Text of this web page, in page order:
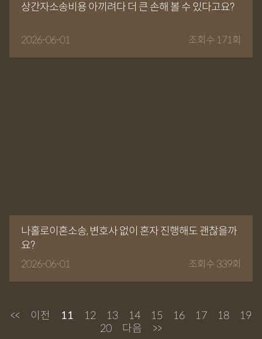
상간자소송비용 아끼려다 더 큰 손해 볼 수 있다고요?
2026-06-01 조회수 171회
나홀로이혼소송, 변호사 없이 혼자 진행해도 괜찮을까
요?
2026-06-01 조회수 339회
<< 이전 11 12 13 14 15 16 17 18
19
20
다음 >>